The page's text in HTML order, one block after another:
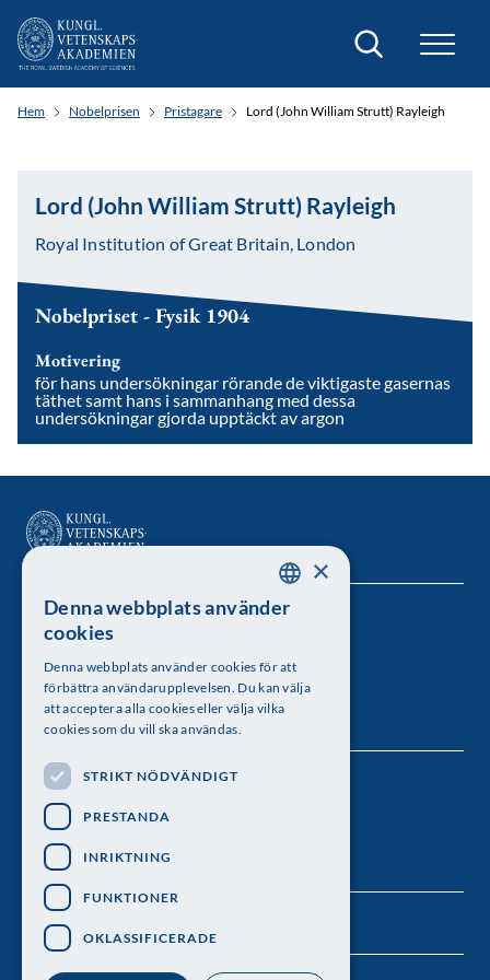
Sök
Hem Nobelprisen Pristagare Lord (John William Strutt) Rayleigh
Lord (John William Strutt) Rayleigh
Royal Institution of Great Britain, London
Nobelpriset - Fysik 1904
Motivering
för hans undersökningar rörande de viktigaste gasernas
täthet samt hans i sammanhang med dessa
undersökningar gjorda upptäckt av argon
Kungl. Vetenskapsakademien
Besöksadress: Lilla Frescativägen 4A
Telefon: 08-673 95 00
Följ oss
SWEDISH
×
Denna webbplats använder
cookies
Denna webbplats använder cookies för att
förbättra användarupplevelsen. Du kan välja
att acceptera alla cookies eller välja vilka
cookies som du vill ska användas.
STRIKT NÖDVÄNDIGT
PRESTANDA
INRIKTNING
FUNKTIONER
OKLASSIFICERADE